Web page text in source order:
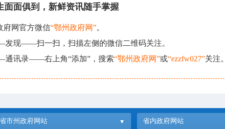
面面俱到，新鲜资讯随手掌握
府网官方微信“鄂州政府网”。
现——扫一扫，扫描左侧的微信二维码关注。
讯录——右上角“添加”，搜索“鄂州政府网”或“ezzfw027”关注。
省市州政府网站 省内政府网站